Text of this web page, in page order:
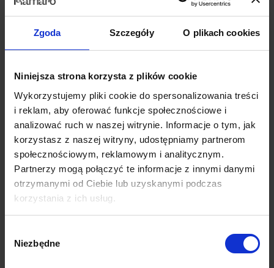
Zgoda Szczegóły O plikach cookies
Niniejsza strona korzysta z plików cookie
Wykorzystujemy pliki cookie do spersonalizowania treści
i reklam, aby oferować funkcje społecznościowe i
analizować ruch w naszej witrynie. Informacje o tym, jak
korzystasz z naszej witryny, udostępniamy partnerom
społecznościowym, reklamowym i analitycznym.
Partnerzy mogą połączyć te informacje z innymi danymi
otrzymanymi od Ciebie lub uzyskanymi podczas
korzystania z ich usług.
zgody
Niezbędne
Otwarcie pierwszego salonu
Po latach pracy na wietrznym klepisku targowiska w Pile
otwieramy swój pierwszy, wymarzony salon. Gdzie? Z
sentymentu – tuż naprzeciwko tego placu!